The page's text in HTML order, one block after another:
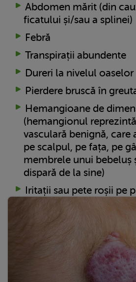
Abdomen mărit (din
ficatului și/sau a splinei)
Febră
Transpirații abundente
Dureri la nivelul oaselor
Pierdere bruscă în
Hemangioane de
(hemangionul
vasculară benignă, care
pe scalpul, pe fața, pe
membrele unui bebeluș
dispară de la sine)
Iritații sau pete roșii pe